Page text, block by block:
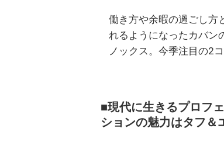
働き方や余暇の過ごし方
れるようになったカバン
ノックス。今季注目の2
■現代に生きるプロフ
ションの魅力はタフ＆